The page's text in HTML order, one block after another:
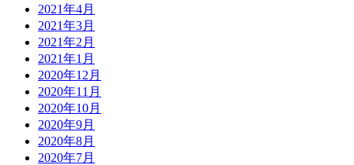
2021年4月
2021年3月
2021年2月
2021年1月
2020年12月
2020年11月
2020年10月
2020年9月
2020年8月
2020年7月